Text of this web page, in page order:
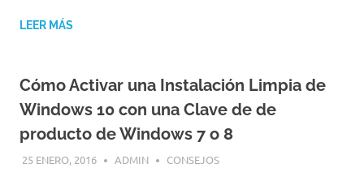
LEER MÁS
Cómo Activar una Instalación Limpia de
Windows 10 con una Clave de de
producto de Windows 7 o 8
25 ENERO, 2016 ADMIN CONSEJOS